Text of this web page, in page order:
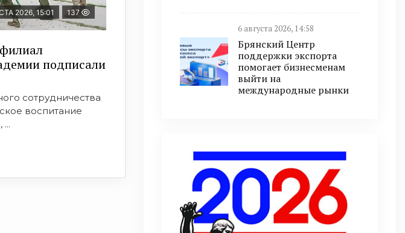
2026, 15:01 137
подписали
сотрудничества
воспитание
6 августа 2026, 14:58
Брянский Центр
поддержки экспорта
помогает бизнесменам
выйти на
международные рынки